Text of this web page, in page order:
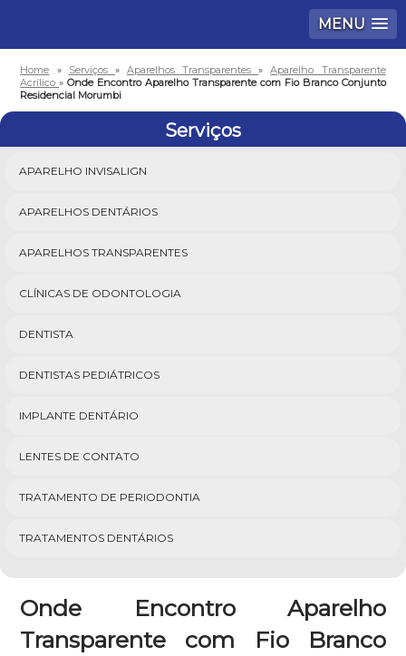
MENU
Home » Serviços »Aparelhos Transparentes»Aparelho Transparente
Acrílico»Onde Encontro Aparelho Transparente com Fio Branco Conjunto
Residencial Morumbi
Serviços
APARELHO INVISALIGN
APARELHOS DENTÁRIOS
APARELHOS TRANSPARENTES
CLÍNICAS DE ODONTOLOGIA
DENTISTA
DENTISTAS PEDIÁTRICOS
IMPLANTE DENTÁRIO
LENTES DE CONTATO
TRATAMENTO DE PERIODONTIA
TRATAMENTOS DENTÁRIOS
Onde Encontro Aparelho
Transparente com Fio Branco